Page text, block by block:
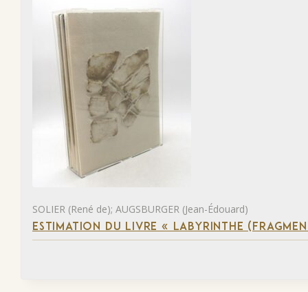
SOLIER (René de); AUGSBURGER (Jean-Édouard)
ESTIMATION DU LIVRE « LABYRINTHE